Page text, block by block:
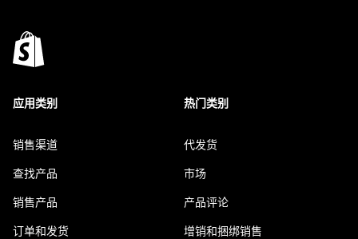
应用类别
销售渠道
查找产品
销售产品
订单和发货
热门类别
代发货
市场
产品评论
增销和捆绑销售